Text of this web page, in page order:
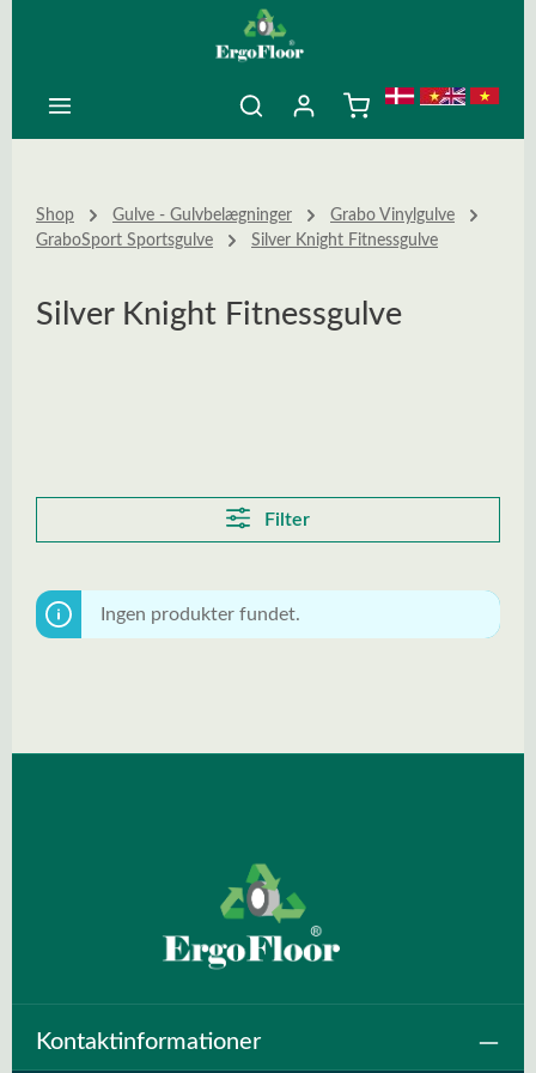
Shop Gulve - Gulvbelægninger
Grabo Vinylgulve
GraboSport Sportsgulve
Silver Knight Fitnessgulve
Silver Knight Fitnessgulve
Filter
Ingen produkter fundet.
Kontaktinformationer